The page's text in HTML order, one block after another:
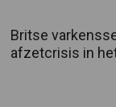
Britse
afzetcrisis in